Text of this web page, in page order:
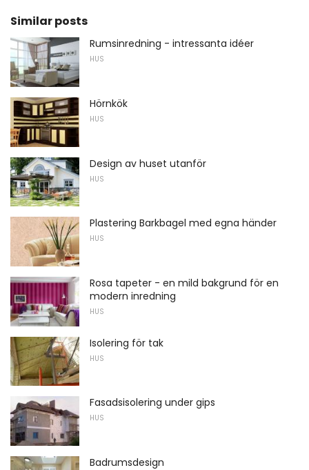
Similar posts
Rumsinredning - intressanta idéer
HUS
Hörnkök
HUS
Design av huset utanför
HUS
Plastering Barkbagel med egna händer
HUS
Rosa tapeter - en mild bakgrund för en
modern inredning
HUS
Isolering för tak
HUS
Fasadsisolering under gips
HUS
Badrumsdesign